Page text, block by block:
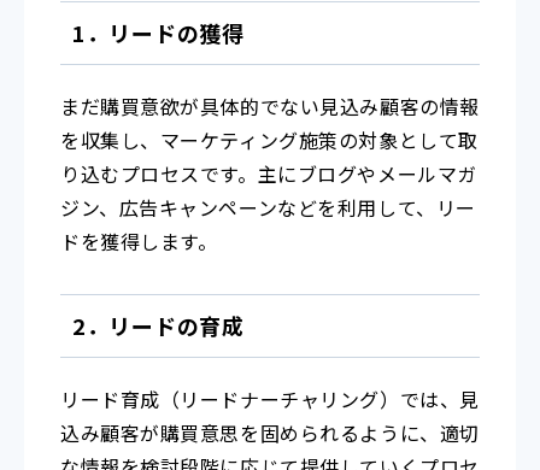
1．リードの獲得
まだ購買意欲が具体的でない見込み顧客の情報
を収集し、マーケティング施策の対象として取
り込むプロセスです。主にブログやメールマガ
ジン、広告キャンペーンなどを利用して、リー
ドを獲得します。
2．リードの育成
リード育成（リードナーチャリング）では、見
込み顧客が購買意思を固められるように、適切